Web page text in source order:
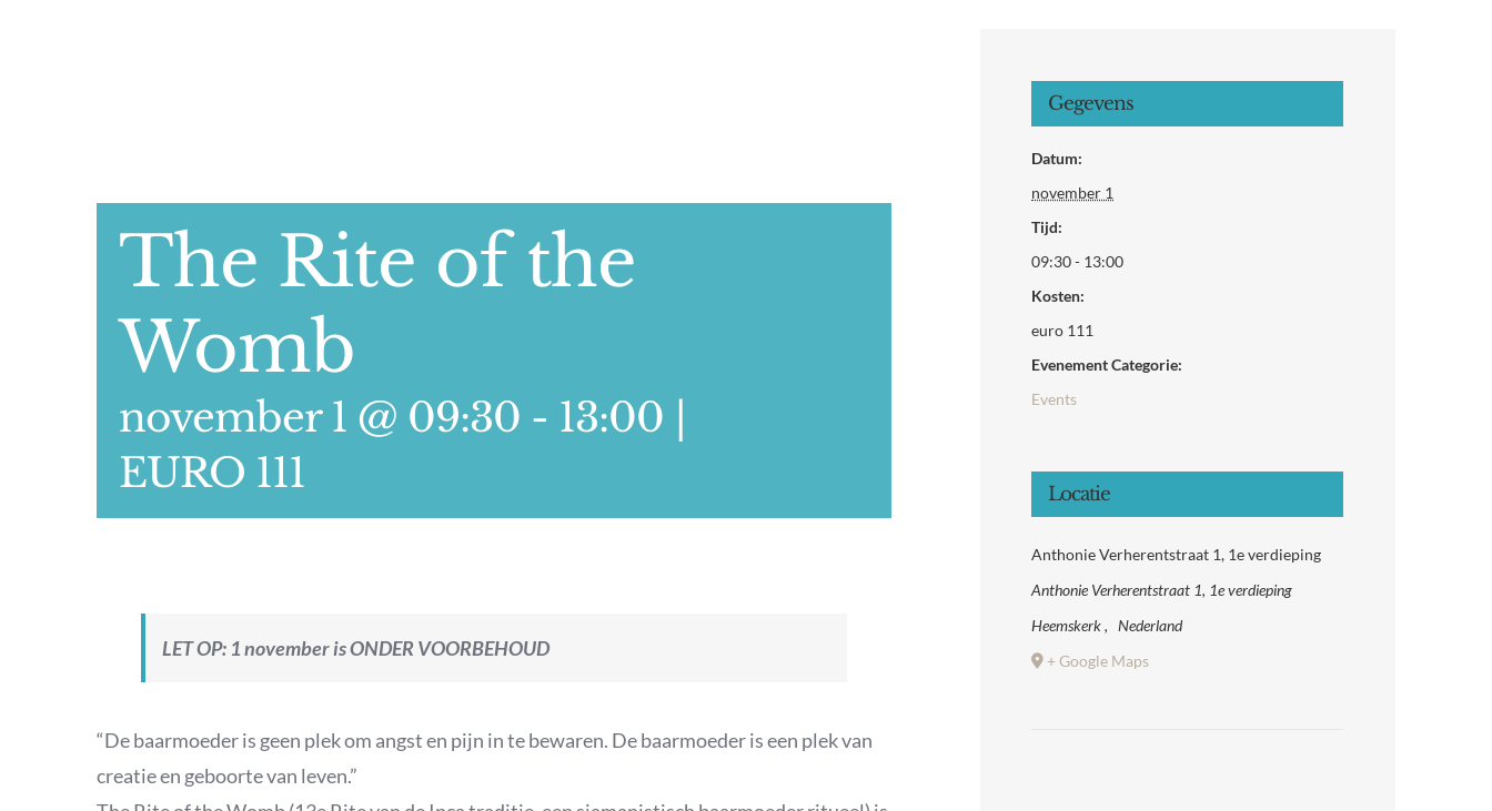
The Rite of the
Womb
november 1 @ 09:30 - 13:00
EURO 111
LET OP: 1 november is ONDER VOORBEHOUD
“De baarmoeder is geen plek om angst en pijn in te bewaren. De baarmoeder is een plek van
creatie en geboorte van leven.”
Gegevens
Datum:
november 1
Tijd:
09:30 - 13:00
Kosten:
euro 111
Evenement Categorie:
Events
Locatie
Anthonie Verherentstraat 1, 1e verdieping
Anthonie Verherentstraat 1, 1e verdieping
Heemskerk, Nederland
+ Google Maps